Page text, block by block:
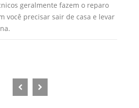
geralmente fazem o reparo
você precisar sair de casa e levar